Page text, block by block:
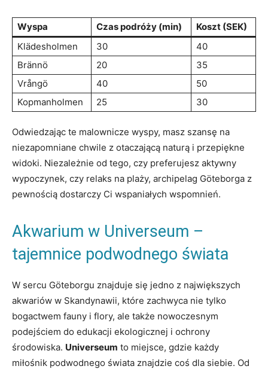
Wyspa Czas podróży (min)
Koszt (SEK)
Klädesholmen
30
40
Brännö
20
35
Vrångö
40
50
Kopmanholmen
25 30
Odwiedzając te malownicze wyspy, masz szansę na
niezapomniane chwile z otaczającą naturą i przepiękne
widoki. Niezależnie od tego, czy preferujesz aktywny
wypoczynek, czy relaks na plaży, archipelag Göteborga z
pewnością dostarczy Ci wspaniałych wspomnień.
Akwarium w Universeum –
tajemnice podwodnego świata
W sercu Göteborgu znajduje się jedno z największych
akwariów w Skandynawii, które zachwyca nie tylko
bogactwem fauny i flory, ale także nowoczesnym
podejściem do edukacji ekologicznej i ochrony
środowiska. Universeum to miejsce, gdzie każdy
miłośnik podwodnego świata znajdzie coś dla siebie. Od